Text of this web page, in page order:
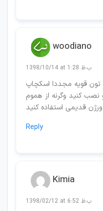
woodiano
1398/10/14 at 1:28 ب.ظ
قویه مجددا اسکچاپ
و ویری 4 رو نصب کنید وگرنه از هموم
Reply
Kimia
1398/02/12 at 6:52 ب.ظ